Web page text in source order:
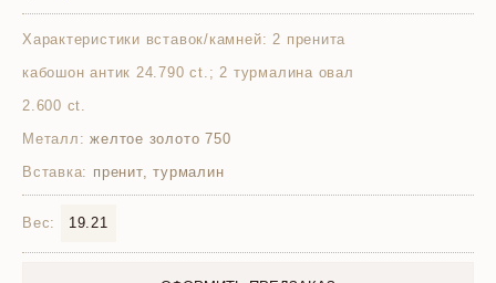
Характеристики вставок/камней: 2 пренита
кабошон антик 24.790 ct.; 2 турмалина овал
2.600 ct.
Металл: желтое золото 750
Вставка: пренит, турмалин
Вес: 19.21